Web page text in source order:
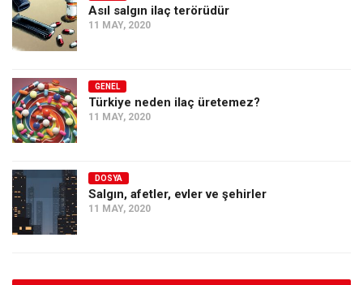
Asıl salgın ilaç terörüdür
11 MAY, 2020
GENEL
Türkiye neden ilaç üretemez?
11 MAY, 2020
DOSYA
Salgın, afetler, evler ve şehirler
11 MAY, 2020